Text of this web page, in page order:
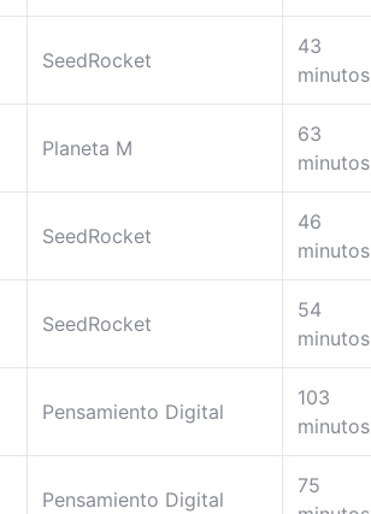
SeedRocket
43
minutos
Planeta M
63
minutos
SeedRocket
46
minutos
SeedRocket
54
minutos
Pensamiento Digital
103
minutos
Pensamiento Digital
75